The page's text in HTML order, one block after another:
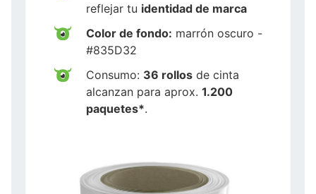
reflejar tu identidad de marca
Color de fondo: marrón oscuro -
#835D32
Consumo: 36 rollos de cinta
alcanzan para aprox. 1.200
paquetes*.